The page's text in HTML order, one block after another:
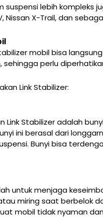
lebih kompleks
Nissan X-Trail, dan
mobil bisa
perlu
Link Stabilizer:
Link Stabilizer adalah
ini berasal dari
Bunyi bisa
untuk menjaga
miring saat berbelok
mobil tidak nyaman